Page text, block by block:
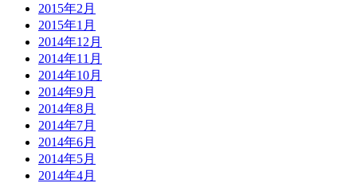
2015年2月
2015年1月
2014年12月
2014年11月
2014年10月
2014年9月
2014年8月
2014年7月
2014年6月
2014年5月
2014年4月